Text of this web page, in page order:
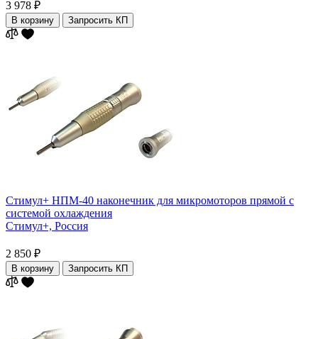
3 978 ₽
В корзину Запросить КП
Стимул+ НПМ-40 наконечник для микромоторов прямой с
системой охлаждения
Стимул+, Россия
2 850 ₽
В корзину Запросить КП